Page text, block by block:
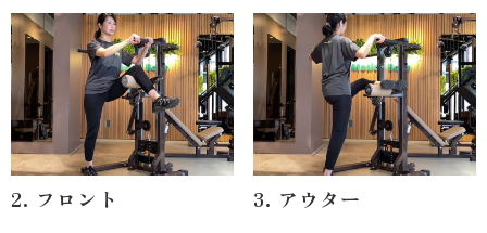
2. フロント 3. アウター